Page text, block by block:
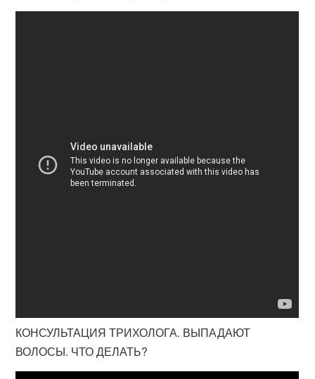
КОНСУЛЬТАЦИЯ ТРИХОЛОГА. ВЫПАДАЮТ
ВОЛОСЫ. ЧТО ДЕЛАТЬ?